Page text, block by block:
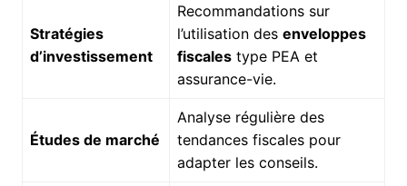
Stratégies
d’investissement
Recommandations sur
l’utilisation des enveloppes
fiscalestype PEA et
assurance-vie.
Études de marché
Analyse régulière des
tendances fiscales pour
adapter les conseils.